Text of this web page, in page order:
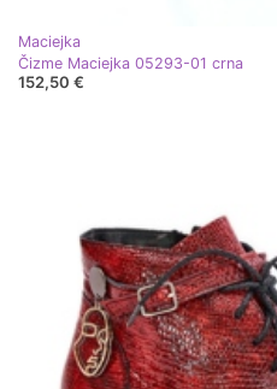
Maciejka
Čizme Maciejka 05293-01 crna
152,50 €